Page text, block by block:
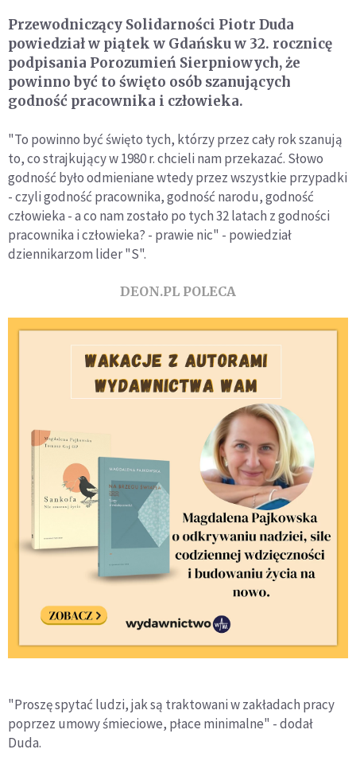
Przewodniczący Solidarności Piotr Duda
powiedział w piątek w Gdańsku w 32. rocznicę
podpisania Porozumień Sierpniowych, że
powinno być to święto osób szanujących
godność pracownika i człowieka.
"To powinno być święto tych, którzy przez cały rok szanują
to, co strajkujący w 1980 r. chcieli nam przekazać. Słowo
godność było odmieniane wtedy przez wszystkie przypadki
- czyli godność pracownika, godność narodu, godność
człowieka - a co nam zostało po tych 32 latach z godności
pracownika i człowieka? - prawie nic" - powiedział
dziennikarzom lider "S".
DEON.PL POLECA
"Proszę spytać ludzi, jak są traktowani w zakładach pracy
poprzez umowy śmieciowe, płace minimalne" - dodał
Duda.